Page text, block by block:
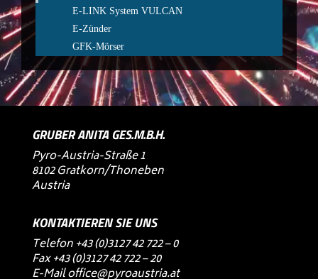
E-LINK System VULCAN
E-Zünder
GFK-Mörser
GRUBER ANITA GES.M.B.H.
Pyro-Austria-Straße 1
8102 Gratkorn/Thoneben
Austria
KONTAKTIEREN SIE UNS
Telefon+43 (0)3127 42 722 – 0
Fax +43 (0)3127 42 722 – 20
E-Mailoffice@pyroaustria.at